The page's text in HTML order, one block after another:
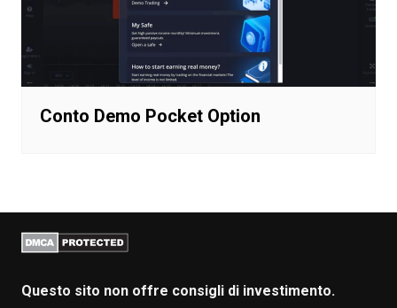
Conto Demo Pocket Option
Questo sito non offre consigli di investimento.